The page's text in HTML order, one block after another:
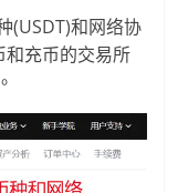
(USDT)和网络协
和充币的交易所